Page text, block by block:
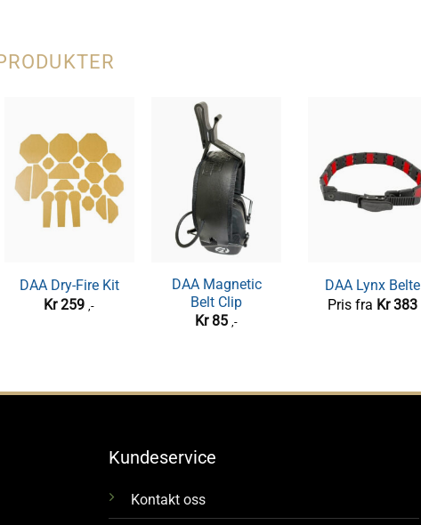
DAA Dry-Fire Kit
Kr259 ,-
DAA Magnetic
Belt Clip
Kr 85 ,-
CED Brass Squib
Rod
DAA Lynx Belte
Pris fra Kr383
Kundeservice
Kontakt oss